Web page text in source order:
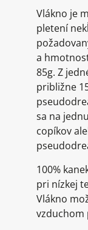
Vlákno je
pletení
a
85g. Z
približne
sa na
copíkov
100%
pri nízkej
Vlákno
vzduchom